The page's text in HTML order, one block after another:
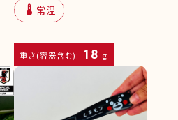
device_thermostat 常温
重さ(容器含む): 18 g